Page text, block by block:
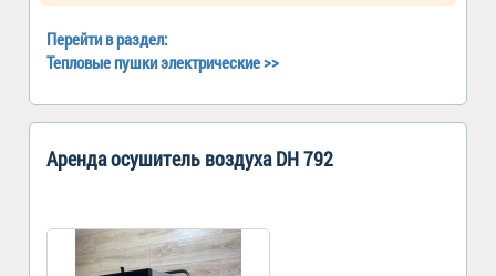
Перейти в раздел:
Тепловые пушки электрические>>
Аренда осушитель воздуха DH 792